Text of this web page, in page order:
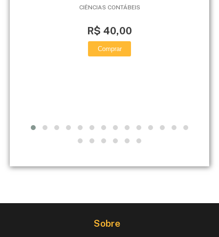
CIÊNCIAS CONTÁBEIS
R$ 40,00
Comprar
Sobre